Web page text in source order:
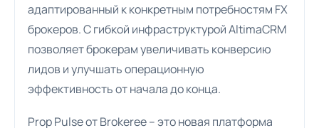
адаптированный к конкретным потребностям FX
брокеров. С гибкой инфраструктурой AltimaCRM
позволяет брокерам увеличивать конверсию
лидов и улучшать операционную
эффективность от начала до конца.
Prop Pulse от Brokeree – это новая платформа